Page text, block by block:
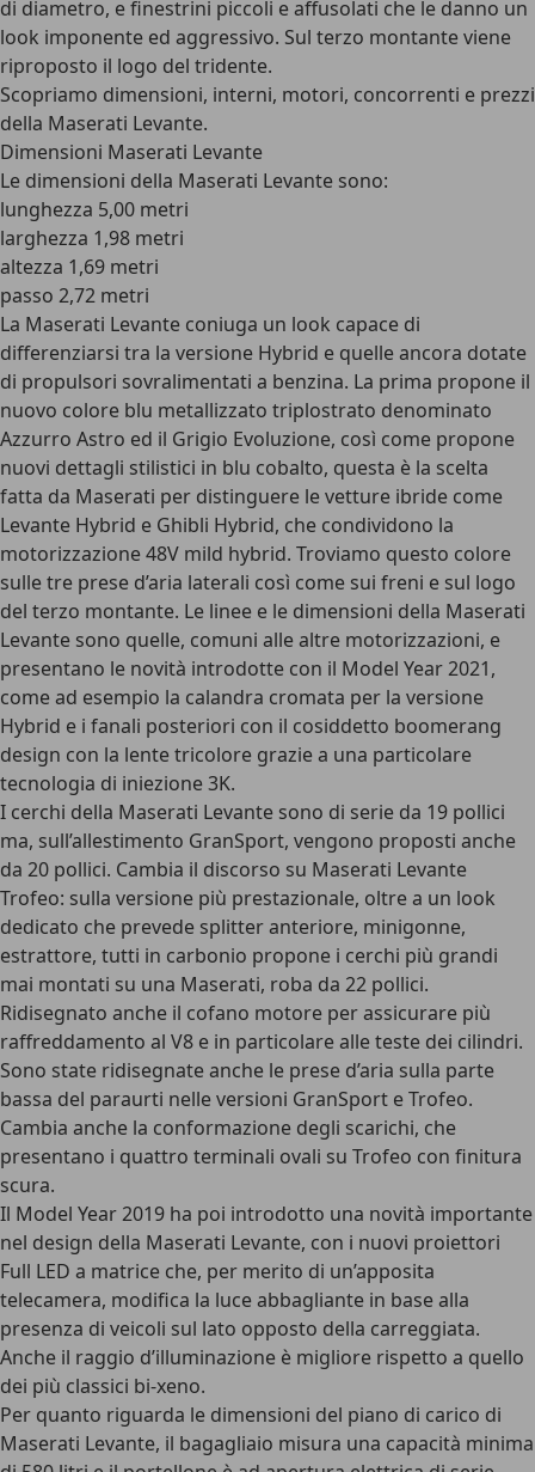
di diametro, e finestrini piccoli e affusolati che le danno un
look imponente ed aggressivo. Sul terzo montante viene
riproposto il logo del tridente.
Scopriamo dimensioni, interni, motori, concorrenti e prezzi
della Maserati Levante.
Dimensioni Maserati Levante
Le dimensioni della Maserati Levante sono:
lunghezza 5,00 metri
larghezza 1,98 metri
altezza 1,69 metri
passo 2,72 metri
La Maserati Levante coniuga un look capace di
differenziarsi tra la versione Hybrid e quelle ancora dotate
di propulsori sovralimentati a benzina. La prima propone il
nuovo colore blu metallizzato triplostrato denominato
Azzurro Astro ed il Grigio Evoluzione, così come propone
nuovi dettagli stilistici in blu cobalto, questa è la scelta
fatta da Maserati per distinguere le vetture ibride come
Levante Hybrid e Ghibli Hybrid, che condividono la
motorizzazione 48V mild hybrid. Troviamo questo colore
sulle tre prese d’aria laterali così come sui freni e sul logo
del terzo montante. Le linee e le dimensioni della Maserati
Levante sono quelle, comuni alle altre motorizzazioni, e
presentano le novità introdotte con il Model Year 2021,
come ad esempio la calandra cromata per la versione
Hybrid e i fanali posteriori con il cosiddetto boomerang
design con la lente tricolore grazie a una particolare
tecnologia di iniezione 3K.
I cerchi della Maserati Levante sono di serie da 19 pollici
ma, sull’allestimento GranSport, vengono proposti anche
da 20 pollici. Cambia il discorso su Maserati Levante
Trofeo: sulla versione più prestazionale, oltre a un look
dedicato che prevede splitter anteriore, minigonne,
estrattore, tutti in carbonio propone i cerchi più grandi
mai montati su una Maserati, roba da 22 pollici.
Ridisegnato anche il cofano motore per assicurare più
raffreddamento al V8 e in particolare alle teste dei cilindri.
Sono state ridisegnate anche le prese d’aria sulla parte
bassa del paraurti nelle versioni GranSport e Trofeo.
Cambia anche la conformazione degli scarichi, che
presentano i quattro terminali ovali su Trofeo con finitura
scura.
Il Model Year 2019 ha poi introdotto una novità importante
nel design della Maserati Levante, con i nuovi proiettori
Full LED a matrice che, per merito di un’apposita
telecamera, modifica la luce abbagliante in base alla
presenza di veicoli sul lato opposto della carreggiata.
Anche il raggio d’illuminazione è migliore rispetto a quello
dei più classici bi-xeno.
Per quanto riguarda le dimensioni del piano di carico di
Maserati Levante, il bagagliaio misura una capacità minima